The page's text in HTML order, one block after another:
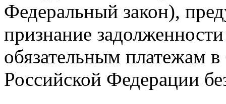
Федеральный закон),
признание
обязательным платежам
Российской Федерации